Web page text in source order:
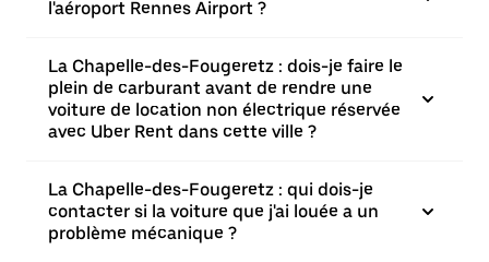
l'aéroport Rennes Airport ?
La Chapelle-des-Fougeretz : dois-je faire le
plein de carburant avant de rendre une
voiture de location non électrique réservée
avec Uber Rent dans cette ville ?
La Chapelle-des-Fougeretz : qui dois-je
contacter si la voiture que j'ai louée a un
problème mécanique ?